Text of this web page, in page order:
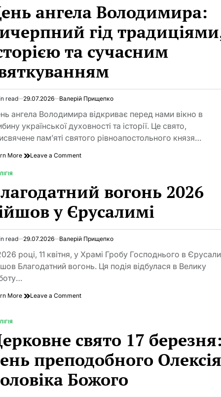
дати,
традиції
та
нюанси
календаря
ангела Володимира:
гід
та сучасним
read 29.07.2026 Валерій Прищепко
ангела Володимира відкриває перед нами вікно в
української духовності та історії. Це свято,
пам’яті святого рівноапостольного князя…
More Leave a Commenton
вичерпний
гід
традиціями,
історією
святкуванням
вогонь 2026
у Єрусалимі
read 29.07.2026 Валерій Прищепко
році, 11 квітня, у Храмі Гробу Господнього в
Благодатний вогонь. Ця подія відбулася в Велику
More Leave a Commenton
у
Єрусалимі
свято 17
преподобного
Божого